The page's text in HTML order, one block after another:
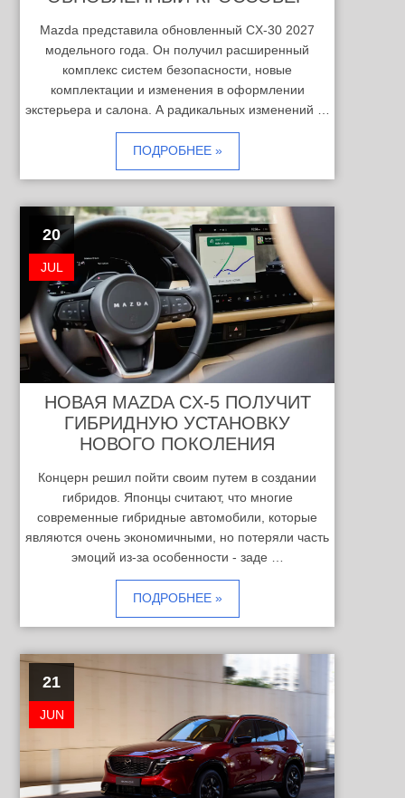
Mazda представила обновленный CX-30 2027
модельного года. Он получил расширенный
комплекс систем безопасности, новые
комплектации и изменения в оформлении
экстерьера и салона. А радикальных изменений …
ПОДРОБНЕЕ »
20
JUL
НОВАЯ MAZDA CX-5 ПОЛУЧИТ
ГИБРИДНУЮ УСТАНОВКУ
НОВОГО ПОКОЛЕНИЯ
Концерн решил пойти своим путем в создании
гибридов. Японцы считают, что многие
современные гибридные автомобили, которые
являются очень экономичными, но потеряли часть
эмоций из-за особенности - заде …
ПОДРОБНЕЕ »
21
JUN